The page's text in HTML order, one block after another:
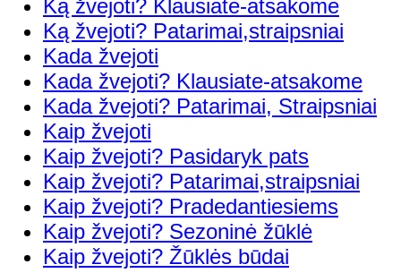
Ką žvejoti? Klausiate-atsakome
Ką žvejoti? Patarimai,straipsniai
Kada žvejoti
Kada žvejoti? Klausiate-atsakome
Kada žvejoti? Patarimai, Straipsniai
Kaip žvejoti
Kaip žvejoti? Pasidaryk pats
Kaip žvejoti? Patarimai,straipsniai
Kaip žvejoti? Pradedantiesiems
Kaip žvejoti? Sezoninė žūklė
Kaip žvejoti? Žūklės būdai